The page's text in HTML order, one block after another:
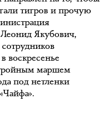
тигров и прочую
Якубович,
воскресенье
маршем
под нетленки